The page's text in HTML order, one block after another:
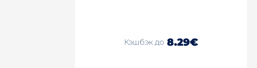
Кэшбэк до 8.29€